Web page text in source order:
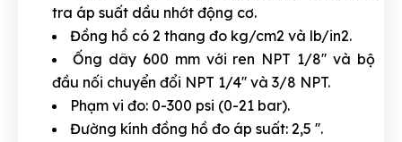
tra áp suất dầu nhớt động cơ.
Đồng hồ có 2 thang đo kg/cm2 và lb/in2.
Ống dây 600 mm với ren NPT 1/8'' và bộ
đầu nối chuyển đổi NPT 1/4'' và 3/8 NPT.
Phạm vi đo: 0-300 psi (0-21 bar).
Đường kính đồng hồ đo áp suất: 2,5 ''.